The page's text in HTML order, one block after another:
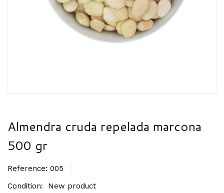
Almendra cruda repelada marcona
500 gr
Reference: 005
Condition:
New product